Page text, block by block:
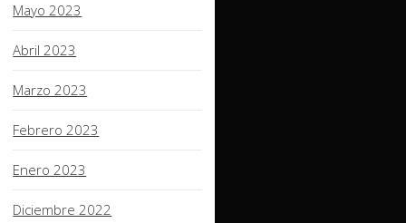
Mayo 2023
Abril 2023
Marzo 2023
Febrero 2023
Enero 2023
Diciembre 2022